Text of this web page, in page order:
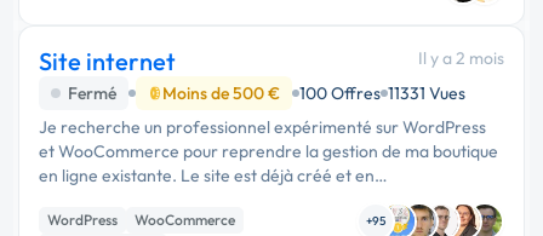
Site internet
Il y a 2 mois
Fermé
Moins de 500 € 100 Offres 11331 Vues
Je recherche un professionnel expérimenté sur WordPress
et WooCommerce pour reprendre la gestion de ma boutique
en ligne existante. Le site est déjà créé et en
fonctionnement. Je ne souhaite pas une refonte complète,
mais une reprise de l'existant...
WordPress
WooCommerce
+95